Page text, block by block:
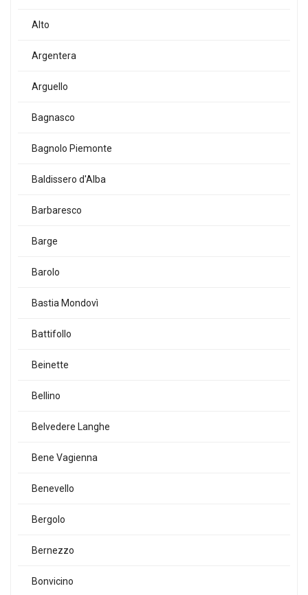
Alto
Argentera
Arguello
Bagnasco
Bagnolo Piemonte
Baldissero d'Alba
Barbaresco
Barge
Barolo
Bastia Mondovì
Battifollo
Beinette
Bellino
Belvedere Langhe
Bene Vagienna
Benevello
Bergolo
Bernezzo
Bonvicino